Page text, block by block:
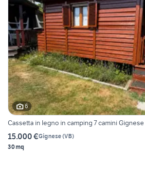
6
Cassetta in legno in camping 7 camini Gignese
15.000 €Gignese(VB)
30 mq